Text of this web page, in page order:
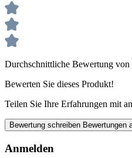
Durchschnittliche Bewertung von
Bewerten Sie dieses Produkt!
Teilen Sie Ihre Erfahrungen mit
Bewertung schreiben Bewertungen
Anmelden